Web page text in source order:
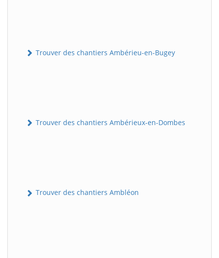
Trouver des chantiers Ambérieu-en-Bugey
Trouver des chantiers Ambérieux-en-Dombes
Trouver des chantiers Ambléon